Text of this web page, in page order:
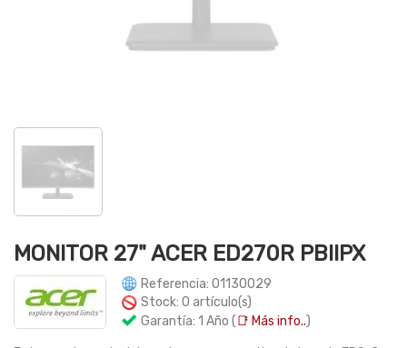
MONITOR 27" ACER ED270R PBIIPX
Referencia: 01130029
Stock: 0 artículo(s)
Garantía: 1 Año (📑 Más info..)